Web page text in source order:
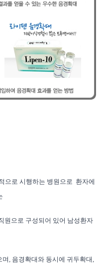
으로 시행하는 병원으로 환자에
원으로 구성되어 있어 남성 환자
, 음경확대와 동시에 귀 두확대,